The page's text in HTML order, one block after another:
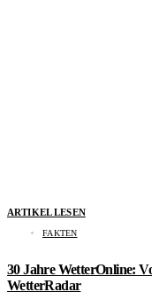
ARTIKEL LESEN
FAKTEN
30 Jahre WetterOnline:
WetterRadar